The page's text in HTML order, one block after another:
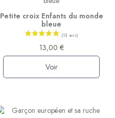
Petite croix Enfants du monde
bleue
13,00 €
Voir